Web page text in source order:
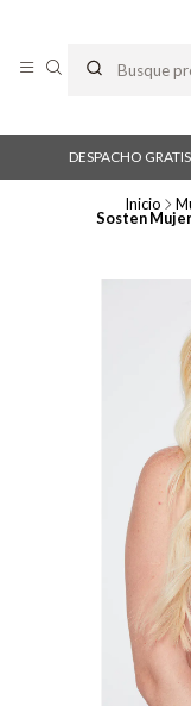
DESPACHO
Inicio
Sosten